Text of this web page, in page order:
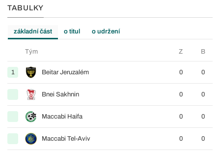
TABULKY
základní část o titul o udržení
Tým Z B
1 Beitar Jeruzalém 0 0
Bnei Sakhnin 0 0
Maccabi Haifa 0 0
Maccabi Tel-Aviv 0 0